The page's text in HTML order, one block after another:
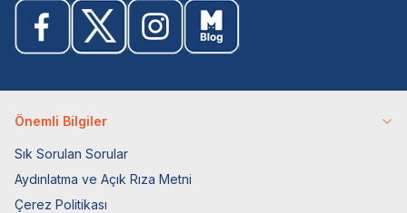
Önemli Bilgiler
Sık Sorulan Sorular
Aydınlatma ve Açık Rıza Metni
Çerez Politikası